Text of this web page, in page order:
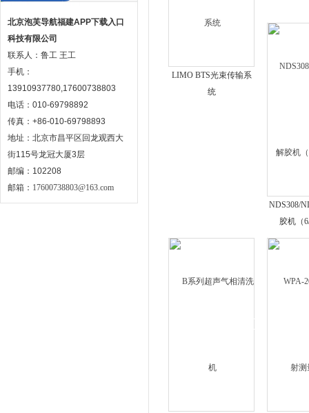
北京泡芙导航福建APP下载入口
科技有限公司
联系人：鲁工 王工
手机：
13910937780,17600738803
电话：010-69798892
传真：+86-010-69798893
地址：北京市昌平区回龙观西大
街115号龙冠大厦3层
邮编：102208
邮箱： 17600738803@163.com
LIMO BTS光束传输系
统
NDS308/
胶机（